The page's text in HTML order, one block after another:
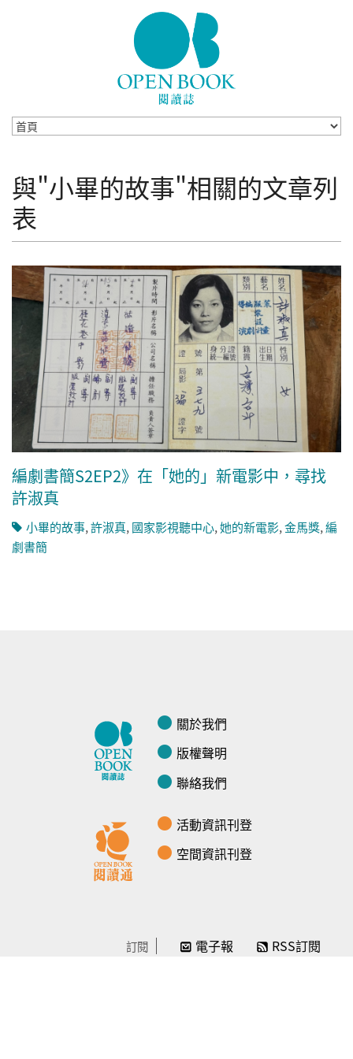
與"小畢的故事"相關的文章列
表
編劇書簡S2EP2》在「她的」新電影中，尋找
許淑真
小畢的故事,許淑真,國家影視聽中心,她的新電影,金馬獎,編
劇書簡
關於我們
版權聲明
聯絡我們
活動資訊刊登
空間資訊刊登
訂閱 電子報 RSS訂閱